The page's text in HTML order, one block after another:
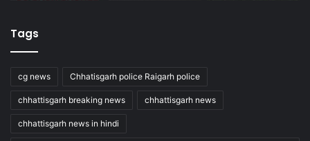
Tags
cg news Chhatisgarh police Raigarh police
chhattisgarh breaking news chhattisgarh news
chhattisgarh news in hindi